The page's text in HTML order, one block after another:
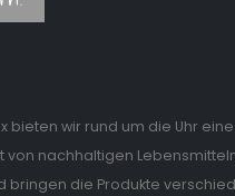
bieten wir rund um die Uhr
von nachhaltigen
bringen die Produkte